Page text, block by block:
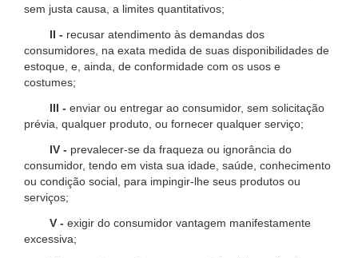
sem justa causa, a limites quantitativos;
II - recusar atendimento às demandas dos
consumidores, na exata medida de suas disponibilidades de
estoque, e, ainda, de conformidade com os usos e
costumes;
III - enviar ou entregar ao consumidor, sem solicitação
prévia, qualquer produto, ou fornecer qualquer serviço;
IV - prevalecer-se da fraqueza ou ignorância do
consumidor, tendo em vista sua idade, saúde, conhecimento
ou condição social, para impingir-lhe seus produtos ou
serviços;
V - exigir do consumidor vantagem manifestamente
excessiva;